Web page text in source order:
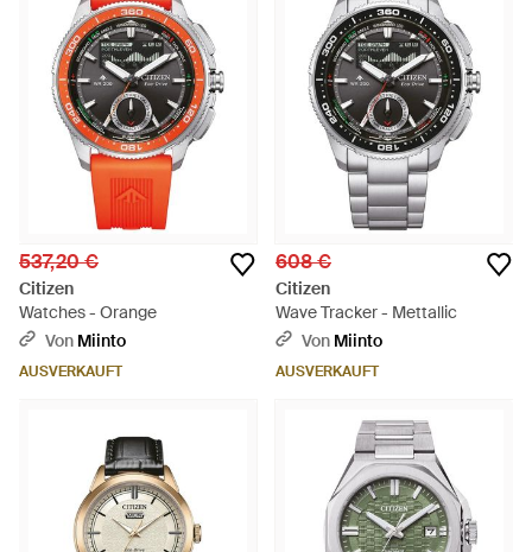
537,20 €
Citizen
Watches - Orange
Von Miinto
AUSVERKAUFT
608 €
Citizen
Wave Tracker - Mettallic
Von Miinto
AUSVERKAUFT